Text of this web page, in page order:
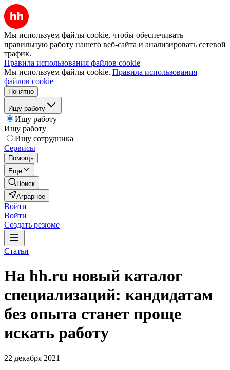
Мы используем файлы cookie, чтобы обеспечивать
правильную работу нашего веб-сайта и анализировать сетевой
трафик.
Правила использования файлов cookie
Мы используем файлы cookie. Правила использования
файлов cookie
Понятно
Ищу работу
Ищу работу
Ищу работу
Ищу сотрудника
Сервисы
Помощь
Ещё
Поиск
Аграрное
Войти
Войти
Создать резюме
Статьи
На hh.ru новый каталог
специализаций: кандидатам
без опыта станет проще
искать работу
22 декабря 2021